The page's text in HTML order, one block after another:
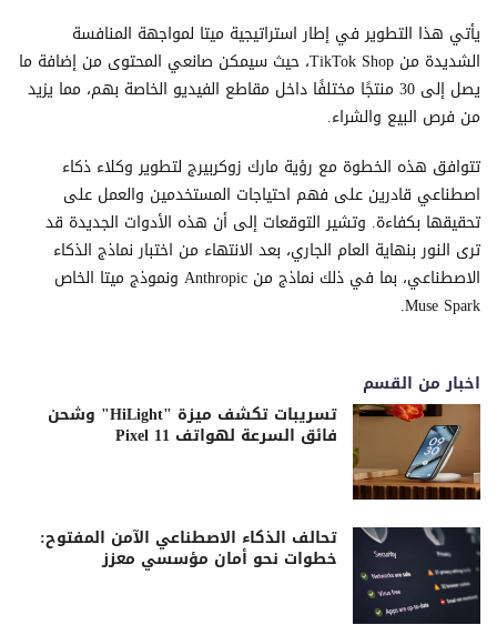
يأتي هذا التطوير في إطار استراتيجية ميتا لمواجهة المنافسة
الشديدة من TikTok Shop، حيث سيمكن صانعي المحتوى من إضافة ما
يصل إلى 30 منتجًا مختلفًا داخل مقاطع الفيديو الخاصة بهم، مما يزيد
من فرص البيع والشراء.
تتوافق هذه الخطوة مع رؤية مارك زوكربيرج لتطوير وكلاء ذكاء
اصطناعي قادرين على فهم احتياجات المستخدمين والعمل على
تحقيقها بكفاءة. وتشير التوقعات إلى أن هذه الأدوات الجديدة قد
ترى النور بنهاية العام الجاري، بعد الانتهاء من اختبار نماذج الذكاء
الاصطناعي، بما في ذلك نماذج من Anthropic ونموذج ميتا الخاص
Muse Spark.
اخبار من القسم
تسريبات تكشف ميزة "HiLight" وشحن
فائق السرعة لهواتف Pixel 11
تحالف الذكاء الاصطناعي الآمن المفتوح:
خطوات نحو أمان مؤسسي معزز